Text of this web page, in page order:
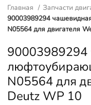
Главная
Запчасти
90003989294
N05564 для двигателя
90003989294
N05564 для
Deutz WP 10